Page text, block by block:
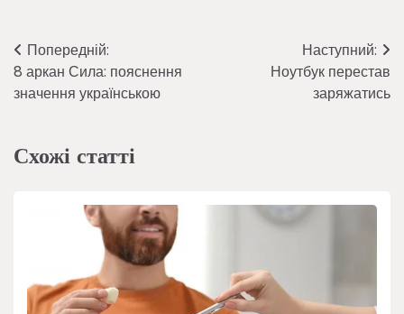
Навігація
записів
Попередній:
8 аркан Сила: пояснення
значення українською
Наступний:
Ноутбук перестав
заряжатись
Схожі статті